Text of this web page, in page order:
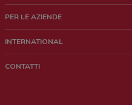
Chi siamo
Lavora con noi
PER LE AZIENDE
Richieste commerciali e marketing
INTERNATIONAL
CONTATTI